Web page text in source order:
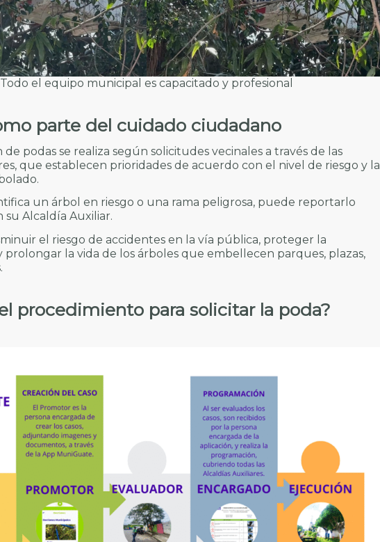
Todo el equipo municipal es capacitado y profesional
parte del cuidado ciudadano
de podas se realiza según solicitudes vecinales a través de las
que establecen prioridades de acuerdo con el nivel de riesgo y la
un árbol en riesgo o una rama peligrosa, puede reportarlo
Alcaldía Auxiliar.
el riesgo de accidentes en la vía pública, proteger la
la vida de los árboles que embellecen parques, plazas,
procedimiento para solicitar la poda?